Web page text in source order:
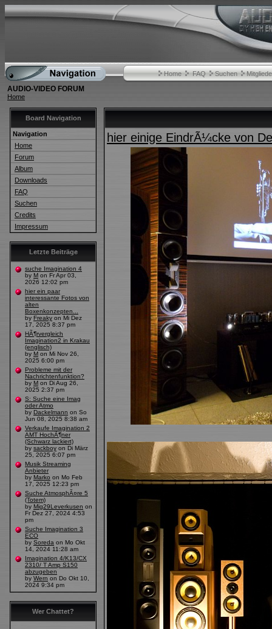
Home FAQ Suchen
AUDIO-VIDEO FORUM
Home
Board Navigation
Navigation
Home
Forum
Album
Downloads
FAQ
Suchen
Credits
Impressum
Letzte Beiträge
suche Imagination 4
by M on Fr Apr 03,
2026 12:02 pm
hier ein paar
interessante Fotos von
alten
Boxenkonzepten...
by Freaky on Mi Dez
17, 2025 8:37 pm
HÃ¶rvergleich
Imagination2 in Krakau
(englisch)
by M on Mi Nov 26,
2025 6:00 pm
Probleme mit der
Nachrichtenfunktion?
by M on Di Aug 26,
2025 2:37 pm
S: Suche eine Imag
oder Atmo
by Dackelmann on So
Jun 08, 2025 8:38 am
Verkaufe Imagination 2
AMT HochÃ¶ner
(Schwarz lackiert)
by sackboy on Di März
25, 2025 6:07 pm
Musik Streaming
Anbieter
by Marko on Mo Feb
17, 2025 12:23 pm
Suche AtmosphÃ¤re 5
(Totem)
by Mig29Leverkusen on
Fr Dez 27, 2024 4:53
pm
Suche Imagination 3
ECO
by Soreda on Mo Okt
14, 2024 11:28 am
Imagination 4/K13/CX
2310/ T Amp S150
abzugeben
by Wern on Do Okt 10,
2024 9:34 pm
Wer Chattet?
hier einige EindrÃ¼cke von